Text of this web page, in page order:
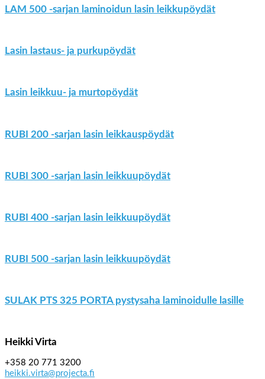
LAM 500 -sarjan laminoidun lasin leikkupöydät
Lasin lastaus- ja purkupöydät
Lasin leikkuu- ja murtopöydät
RUBI 200 -sarjan lasin leikkauspöydät
RUBI 300 -sarjan lasin leikkuupöydät
RUBI 400 -sarjan lasin leikkuupöydät
RUBI 500 -sarjan lasin leikkuupöydät
SULAK PTS 325 PORTA pystysaha laminoidulle lasille
Heikki Virta
+358 20 771 3200
heikki.virta@projecta.fi